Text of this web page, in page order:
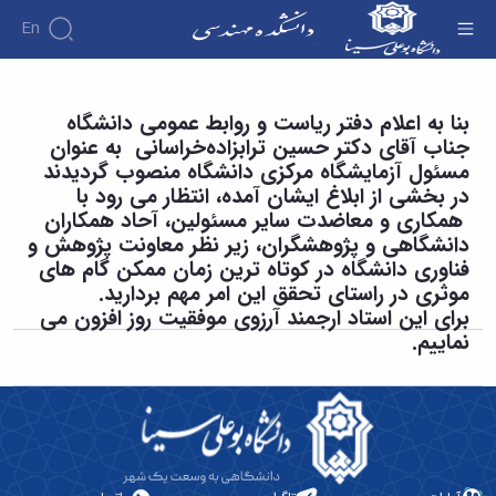
En
دانشکده
درباره
دانشکده
تاریخچه
ریاست
دانشکده
روسای
پیشین
افتخارات
آلبوم
عکس
تماس
آموزش
دوره
کارشناسی
فرم
ها
و
آئین
نامه
ها
آیین‌نامه‌های
معاونت
آموزشی
پژوهش
پژوهش
هفته
پژوهش
کارگاه ها
آزمایشگاه
ها
گروه
برق
اساتید
اساتید
دانشکده
اساتید
بازنشسته
کارکنان
دانشکده
آموزشی
گروه
های
آموزشی
مهندسی
برق
صنایع
انتصاب مسئول آزمایشگاه مرکزی دانشگاه -
دانشکده فنی و مهندسی
بنا به اعلام دفتر ریاست و روابط عمومی دانشگاه
جناب آقای دکتر حسین‌ ترابزاده‌خراسانی‌ به عنوان
مسئول آزمایشگاه مرکزی دانشگاه منصوب گردیدند
در بخشی از ابلاغ ایشان آمده، انتظار می رود با
همکاری و معاضدت سایر مسئولین، آحاد همکاران
دانشگاهی و پژوهشگران، زیر نظر معاونت پژوهش و
فناوری دانشگاه در کوتاه ترین زمان ممکن گام های
موثری در راستای تحقق این امر مهم بردارید.
برای این استاد ارجمند آرزوی موفقیت روز افزون می
نماییم.